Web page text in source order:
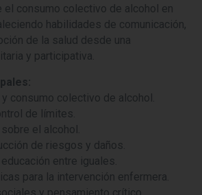
el consumo colectivo de alcohol en
habilidades de comunicación,
de la salud desde una
y participativa.
consumo colectivo de alcohol.
de límites.
el alcohol.
de riesgos y daños.
entre iguales.
para la intervención enfermera.